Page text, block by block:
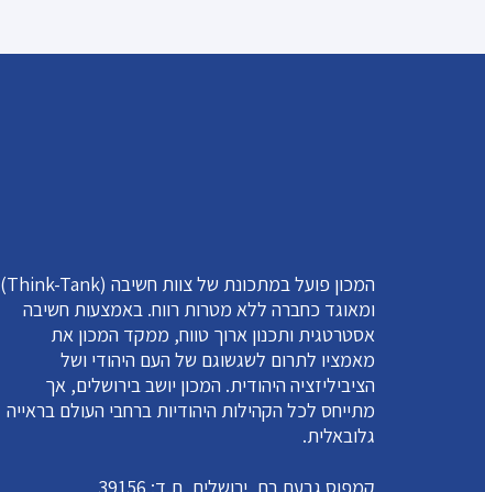
המכון פועל במתכונת של צוות חשיבה (Think-Tank)
ומאוגד כחברה ללא מטרות רווח. באמצעות חשיבה
אסטרטגית ותכנון ארוך טווח, ממקד המכון את
מאמציו לתרום לשגשוגם של העם היהודי ושל
הציביליזציה היהודית. המכון יושב בירושלים, אך
מתייחס לכל הקהילות היהודיות ברחבי העולם בראייה
גלובאלית.